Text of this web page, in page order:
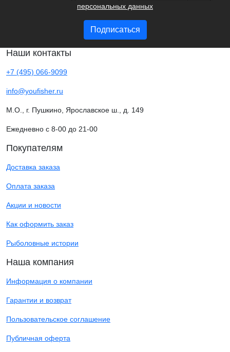
персональных данных
Подписаться
Наши контакты
+7 (495) 066-9099
info@youfisher.ru
М.О., г. Пушкино, Ярославское ш., д. 149
Ежедневно с 8-00 до 21-00
Покупателям
Доставка заказа
Оплата заказа
Акции и новости
Как оформить заказ
Рыболовные истории
Наша компания
Информация о компании
Гарантии и возврат
Пользовательское соглашение
Публичная оферта